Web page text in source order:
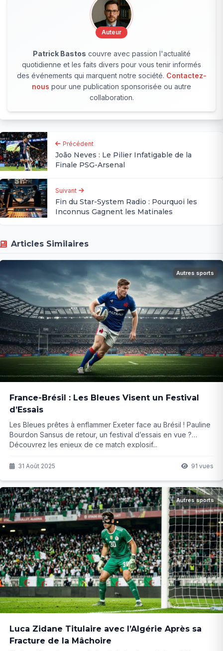
Auteur
Patrick Bastos couvre avec passion l'actualité
quotidienne et les faits divers pour vous tenir informés
des événements qui marquent notre société. Contactez-
nous pour une publication sponsorisée ou autre
collaboration.
Précédent
João Neves : Le Pilier Infatigable de la
Finale PSG-Arsenal
Suivant
Fin du Star-System Radio : Pourquoi les
Inconnus Gagnent les Matinales
Articles Similaires
Autres sports
France-Brésil : Les Bleues Visent un Festival
d’Essais
Les Bleues prêtes à enflammer Exeter face au Brésil ! Pauline
Bourdon Sansus de retour, un festival d’essais en vue ?
Découvrez les enjeux de ce match explosif...
31 Août 2025 91 vues
Autres sports
Luca Zidane Titulaire avec l’Algérie Après sa
Fracture de la Mâchoire